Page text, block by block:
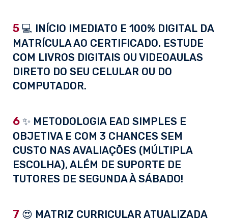
5 💻 INÍCIO IMEDIATO E 100% DIGITAL DA
MATRÍCULA AO CERTIFICADO. ESTUDE
COM LIVROS DIGITAIS OU VIDEOAULAS
DIRETO DO SEU CELULAR OU DO
COMPUTADOR.
6 ✨ METODOLOGIA EAD SIMPLES E
OBJETIVA E COM 3 CHANCES SEM
CUSTO NAS AVALIAÇÕES (MÚLTIPLA
ESCOLHA), ALÉM DE SUPORTE DE
TUTORES DE SEGUNDA À SÁBADO!
7 😍 MATRIZ CURRICULAR ATUALIZADA